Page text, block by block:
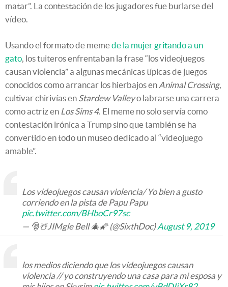
matar”. La contestación de los jugadores fue burlarse del
vídeo.
Usando el formato de memede la mujer gritando a un
gato , los tuiteros enfrentaban la frase “los videojuegos
causan violencia” a algunas mecánicas típicas de juegos
conocidos como arrancar los hierbajos en Animal Crossing,
cultivar chirivías en Stardew Valleyo labrarse una carrera
como actriz en Los Sims 4. El meme no solo servía como
contestación irónica a Trump sino que también se ha
convertido en todo un museo dedicado al “videojuego
amable”.
Los videojuegos causan violencia/ Yo bien a gusto
corriendo en la pista de Papu Papu
pic.twitter.com/BHboCr97sc
— 🎅☃️JIMgle Bell 🎄🌠 (@SixthDoc)August 9, 2019
los medios diciendo que los videojuegos causan
violencia // yo construyendo una casa para mi esposa y